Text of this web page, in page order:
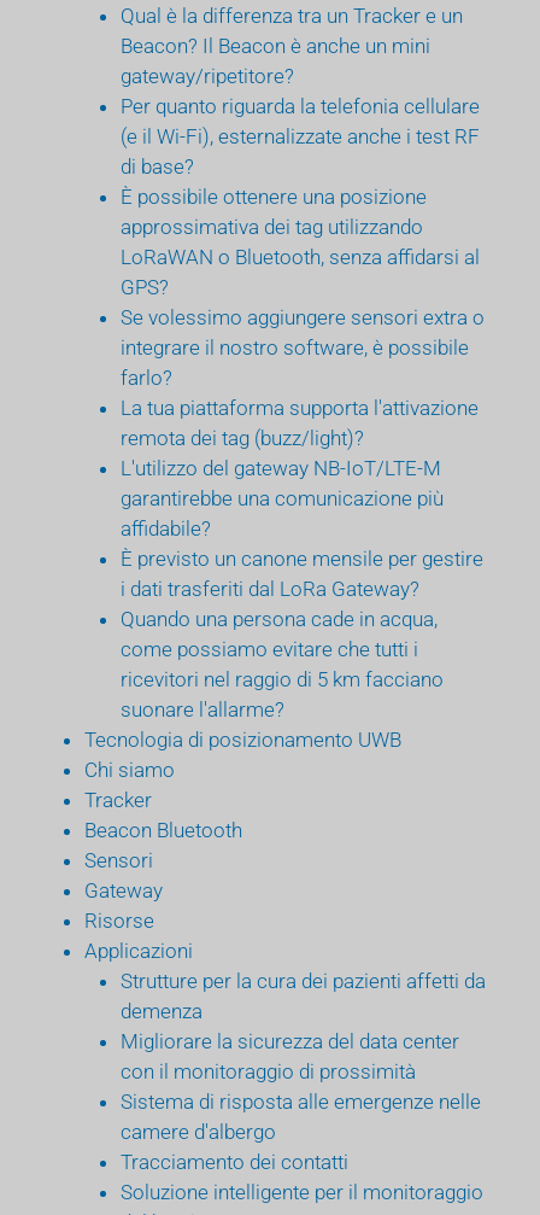
Qual è la differenza tra un Tracker e un
Beacon? Il Beacon è anche un mini
gateway/ripetitore?
Per quanto riguarda la telefonia cellulare
(e il Wi-Fi), esternalizzate anche i test RF
di base?
È possibile ottenere una posizione
approssimativa dei tag utilizzando
LoRaWAN o Bluetooth, senza affidarsi al
GPS?
Se volessimo aggiungere sensori extra o
integrare il nostro software, è possibile
farlo?
La tua piattaforma supporta l'attivazione
remota dei tag (buzz/light)?
L'utilizzo del gateway NB-IoT/LTE-M
garantirebbe una comunicazione più
affidabile?
È previsto un canone mensile per gestire
i dati trasferiti dal LoRa Gateway?
Quando una persona cade in acqua,
come possiamo evitare che tutti i
ricevitori nel raggio di 5 km facciano
suonare l'allarme?
Tecnologia di posizionamento UWB
Chi siamo
Tracker
Beacon Bluetooth
Sensori
Gateway
Risorse
Applicazioni
Strutture per la cura dei pazienti affetti da
demenza
Migliorare la sicurezza del data center
con il monitoraggio di prossimità
Sistema di risposta alle emergenze nelle
camere d'albergo
Tracciamento dei contatti
Soluzione intelligente per il monitoraggio